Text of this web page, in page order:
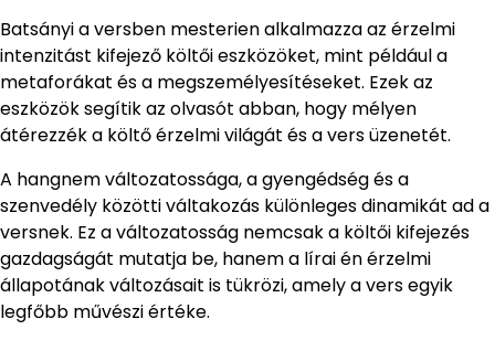
Batsányi a versben mesterien alkalmazza az érzelmi
intenzitást kifejező költői eszközöket, mint például a
metaforákat és a megszemélyesítéseket. Ezek az
eszközök segítik az olvasót abban, hogy mélyen
átérezzék a költő érzelmi világát és a vers üzenetét.
A hangnem változatossága, a gyengédség és a
szenvedély közötti váltakozás különleges dinamikát ad a
versnek. Ez a változatosság nemcsak a költői kifejezés
gazdagságát mutatja be, hanem a lírai én érzelmi
állapotának változásait is tükrözi, amely a vers egyik
legfőbb művészi értéke.